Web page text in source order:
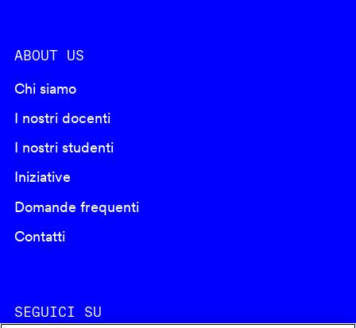
ABOUT US
Chi siamo
I nostri docenti
I nostri studenti
Iniziative
Domande frequenti
Contatti
SEGUICI SU